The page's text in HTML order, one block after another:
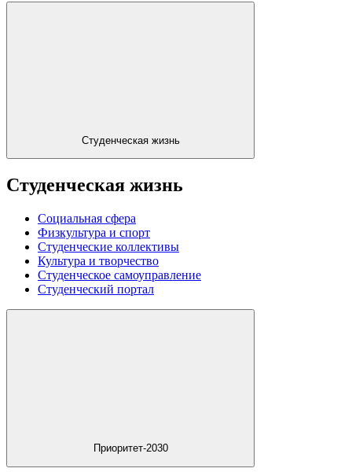
Студенческая жизнь
Студенческая жизнь
Социальная сфера
Физкультура и спорт
Студенческие коллективы
Культура и творчество
Студенческое самоуправление
Студенческий портал
Приоритет-2030